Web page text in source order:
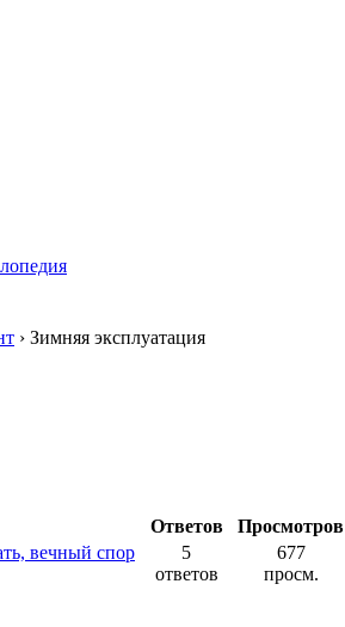
› Зимняя эксплуатация
Ответов Просмотров
вечный спор
5
ответов
677
просм.